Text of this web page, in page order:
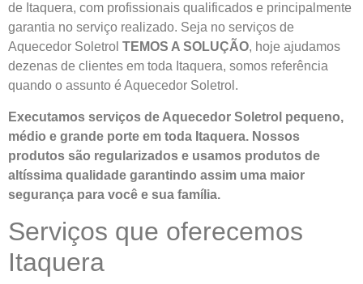
de Itaquera, com profissionais qualificados e principalmente
garantia no serviço realizado. Seja no serviços de
Aquecedor Soletrol TEMOS A SOLUÇÃO, hoje ajudamos
dezenas de clientes em toda Itaquera, somos referência
quando o assunto é Aquecedor Soletrol.
Executamos serviços de Aquecedor Soletrol pequeno,
médio e grande porte em toda Itaquera. Nossos
produtos são regularizados e usamos produtos de
altíssima qualidade garantindo assim uma maior
segurança para você e sua família.
Serviços que oferecemos
Itaquera